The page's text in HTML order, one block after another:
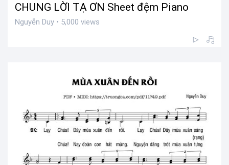
CHUNG LỜI TẠ ƠN Sheet đệm Piano
Nguyễn Duy • 5,000 views